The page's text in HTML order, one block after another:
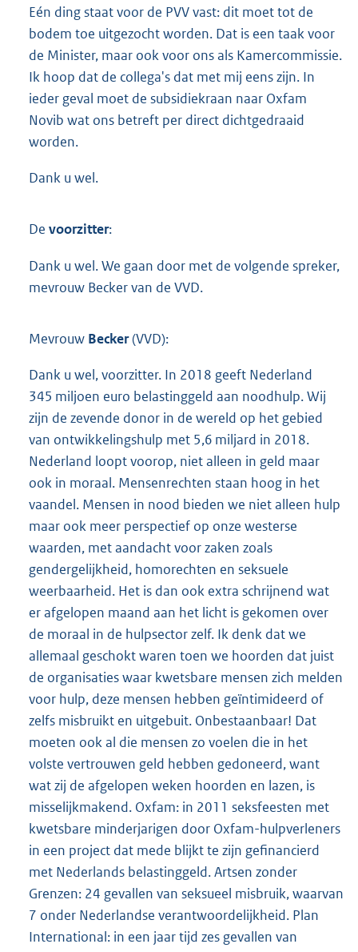
Eén ding staat voor de PVV vast: dit moet tot de
bodem toe uitgezocht worden. Dat is een taak voor
de Minister, maar ook voor ons als Kamercommissie.
Ik hoop dat de collega's dat met mij eens zijn. In
ieder geval moet de subsidiekraan naar Oxfam
Novib wat ons betreft per direct dichtgedraaid
worden.
Dank u wel.
De voorzitter:
Dank u wel. We gaan door met de volgende spreker,
mevrouw Becker van de VVD.
Mevrouw Becker(VVD):
Dank u wel, voorzitter. In 2018 geeft Nederland
345 miljoen euro belastinggeld aan noodhulp. Wij
zijn de zevende donor in de wereld op het gebied
van ontwikkelingshulp met 5,6 miljard in 2018.
Nederland loopt voorop, niet alleen in geld maar
ook in moraal. Mensenrechten staan hoog in het
vaandel. Mensen in nood bieden we niet alleen hulp
maar ook meer perspectief op onze westerse
waarden, met aandacht voor zaken zoals
gendergelijkheid, homorechten en seksuele
weerbaarheid. Het is dan ook extra schrijnend wat
er afgelopen maand aan het licht is gekomen over
de moraal in de hulpsector zelf. Ik denk dat we
allemaal geschokt waren toen we hoorden dat juist
de organisaties waar kwetsbare mensen zich melden
voor hulp, deze mensen hebben geïntimideerd of
zelfs misbruikt en uitgebuit. Onbestaanbaar! Dat
moeten ook al die mensen zo voelen die in het
volste vertrouwen geld hebben gedoneerd, want
wat zij de afgelopen weken hoorden en lazen, is
misselijkmakend. Oxfam: in 2011 seksfeesten met
kwetsbare minderjarigen door Oxfam-hulpverleners
in een project dat mede blijkt te zijn gefinancierd
met Nederlands belastinggeld. Artsen zonder
Grenzen: 24 gevallen van seksueel misbruik, waarvan
7 onder Nederlandse verantwoordelijkheid. Plan
International: in een jaar tijd zes gevallen van